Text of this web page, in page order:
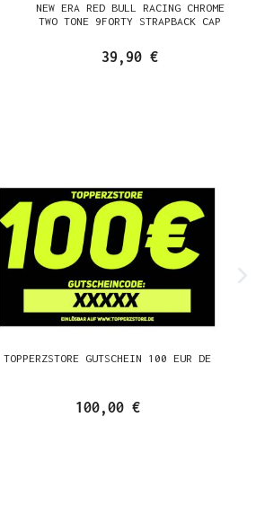
NEW ERA RED BULL RACING CHROME
TWO TONE 9FORTY STRAPBACK CAP
39,90 €
TOPPERZSTORE GUTSCHEIN 100 EUR DE
100,00 €